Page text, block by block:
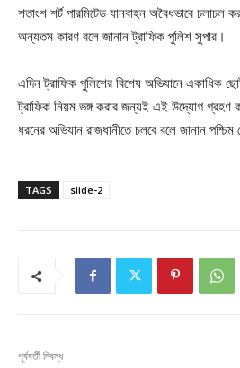
শতাংশ শর্ট পারমিটেড যানবাহন অবৈধভাবে চলাচল
অন্যতম কারণ বলে জানান ট্রাফিক পুলিশ সুপার।
এদিন ট্রাফিক পুলিশের বিশেষ অভিযানে একাধিক
ট্রাফিক নিয়ম ভঙ্গ করার জন্যই এই উদ্যোগ গ্রহণ
ধরনের অভিযান রাজধানীতে চলবে বলে জানান
TAGS slide-2
পূর্ববর্তী নিবন্ধ